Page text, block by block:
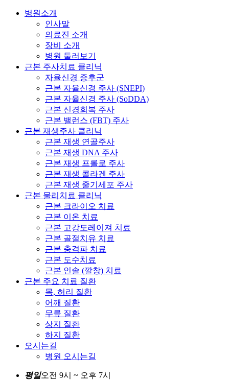
병원소개
인사말
의료진 소개
장비 소개
병원 둘러보기
근본 주사치료 클리닉
자율신경 증후군
근본 자율신경 주사 (SNEPI)
근본 자율신경 주사 (SoDDA)
근본 신경회복 주사
근본 밸런스 (FBT) 주사
근본 재생주사 클리닉
근본 재생 연골주사
근본 재생 DNA 주사
근본 재생 프롤로 주사
근본 재생 콜라겐 주사
근본 재생 줄기세포 주사
근본 물리치료 클리닉
근본 크라이오 치료
근본 이온 치료
근본 고강도레이져 치료
근본 골절치유 치료
근본 충격파 치료
근본 도수치료
근본 인솔 (깔창) 치료
근본 주요 치료 질환
목, 허리 질환
어깨 질환
무릎 질환
상지 질환
하지 질환
오시는길
병원 오시는길
평일오전 9시 ~ 오후 7시